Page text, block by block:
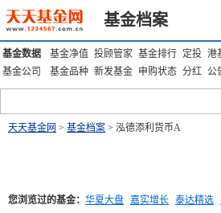
基金档案
基金数据 基金净值 投顾管家 基金排行 定投 港
基金公司
基金品种 新发基金 申购状态 分红 公
天天基金网 > 基金档案 > 泓德添利货币A
您浏览过的基金： 华夏大盘 嘉实增长 泰达精选